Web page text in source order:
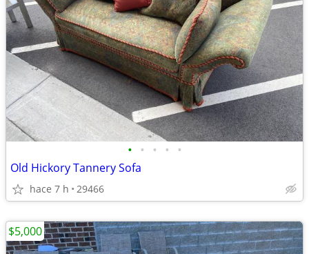
• • • • •
Old Hickory Tannery Sofa
hace 7 h 29466
$5,000